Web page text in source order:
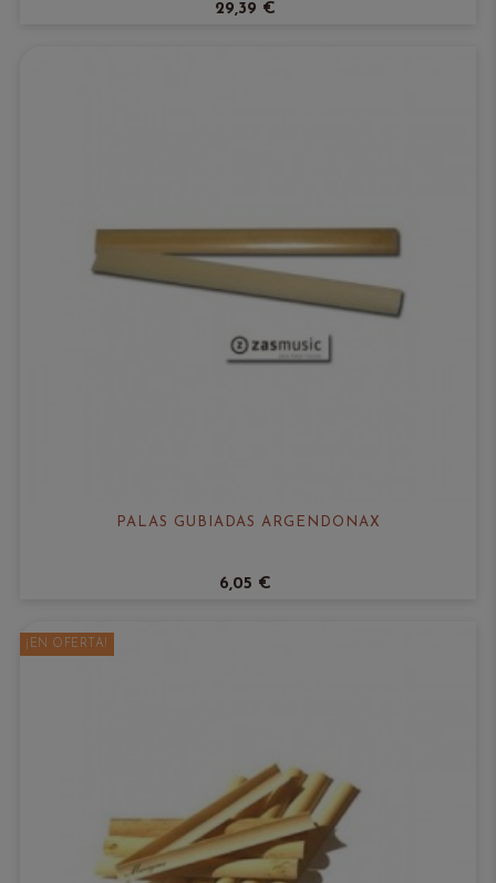
29,39 €
PALAS GUBIADAS ARGENDONAX
6,05 €
¡EN OFERTA!